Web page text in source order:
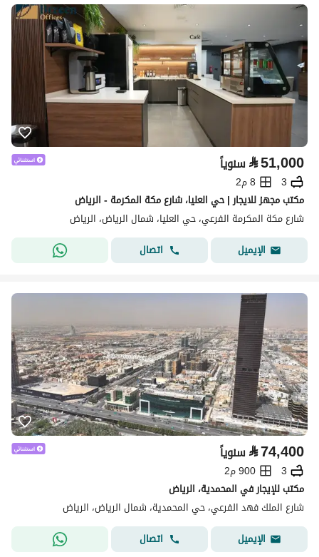
⃁51,000 سنوياً
3
8 م2
مكتب مجهز للايجار | حي العليا، شارع مكة المكرمة - الرياض
شارع مكة المكرمة الفرعي، حي العليا، شمال الرياض، الرياض
الإيميل
اتصال
⃁74,400 سنوياً
3
900 م2
مكتب للإيجار في المحمدية، الرياض
شارع الملك فهد الفرعي، حي المحمدية، شمال الرياض، الرياض
الإيميل
اتصال